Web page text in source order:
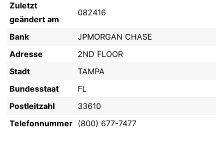
Zuletzt
geändert am
082416
Bank
JPMORGAN CHASE
Adresse
2ND FLOOR
Stadt
TAMPA
Bundesstaat
FL
Postleitzahl
33610
Telefonnummer (800) 677-7477